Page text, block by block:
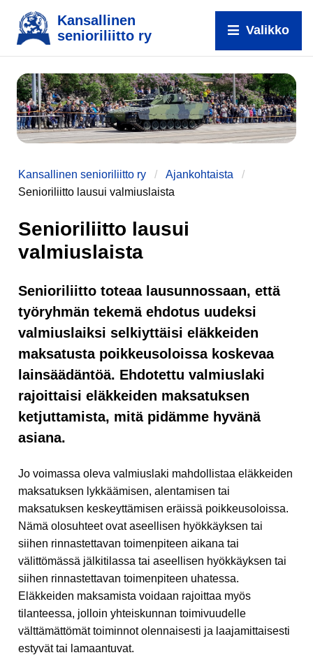
Kansallinen
senioriliitto ry
Valikko
Kansallinen senioriliitto ry
Ajankohtaista
Senioriliitto lausui valmiuslaista
Senioriliitto lausui
valmiuslaista
Senioriliitto toteaa lausunnossaan, että
työryhmän tekemä ehdotus uudeksi
valmiuslaiksi selkiyttäisi eläkkeiden
maksatusta poikkeusoloissa koskevaa
lainsäädäntöä. Ehdotettu valmiuslaki
rajoittaisi eläkkeiden maksatuksen
ketjuttamista, mitä pidämme hyvänä
asiana.
Jo voimassa oleva valmiuslaki mahdollistaa eläkkeiden
maksatuksen lykkäämisen, alentamisen tai
maksatuksen keskeyttämisen eräissä poikkeusoloissa.
Nämä olosuhteet ovat aseellisen hyökkäyksen tai
siihen rinnastettavan toimenpiteen aikana tai
välittömässä jälkitilassa tai aseellisen hyökkäyksen tai
siihen rinnastettavan toimenpiteen uhatessa.
Eläkkeiden maksamista voidaan rajoittaa myös
tilanteessa, jolloin yhteiskunnan toimivuudelle
välttämättömät toiminnot olennaisesti ja laajamittaisesti
estyvät tai lamaantuvat.